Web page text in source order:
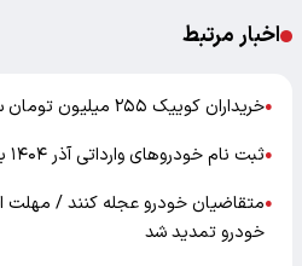
اخبار مرتبط
●خریداران کوییک ۲۵۵ میلیون تومان سود کردند!
●ثبت نام خودروهای وارداتی آذر ۱۴۰۴ با بیشترین سود خرید!
●متقاضیان خودرو عجله کنند / مهلت
خودرو تمدید شد